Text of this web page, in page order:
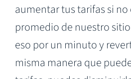
aumentar tus tarifas si
promedio de nuestro
eso por un minuto y
misma manera que